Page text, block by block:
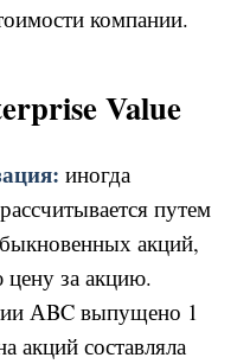
компании.
Value
иногда
путем
акций,
за акцию.
АBC выпущено 1
акций составляла